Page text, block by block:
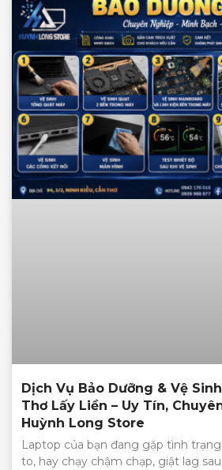
Dịch Vụ Bảo Dưỡng & Vệ
Thơ Lấy Liền – Uy Tín,
Huỳnh Long Store
Laptop của bạn đang gặp tình
to, hay chạy chậm chạp, giật lag